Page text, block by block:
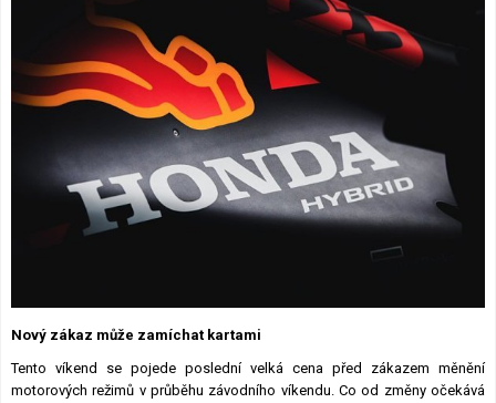
Závodní série
Výsledky F1
Týmy a jezdci F1
Nový zákaz může zamíchat kartami
Tento víkend se pojede poslední velká cena před zákazem měnění
motorových režimů v průběhu závodního víkendu. Co od změny očekává